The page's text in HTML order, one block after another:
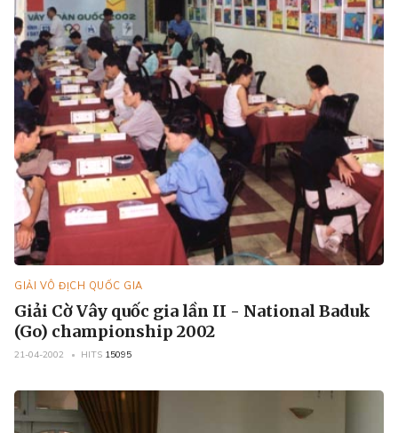
GIẢI VÔ ĐỊCH QUỐC GIA
Giải Cờ Vây quốc gia lần II - National Baduk
(Go) championship 2002
21-04-2002 HITS 15095